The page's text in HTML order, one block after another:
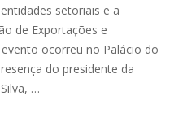
setoriais e a
de Exportações e
ocorreu no Palácio do
do presidente da
…